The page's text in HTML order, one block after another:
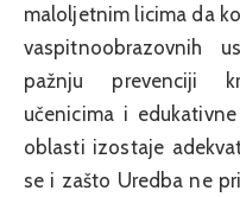
maloljetnim licima da
vaspitnoobrazovnih
pažnju prevenciji
učenicima i
oblasti izostaje
se i zašto Uredba ne